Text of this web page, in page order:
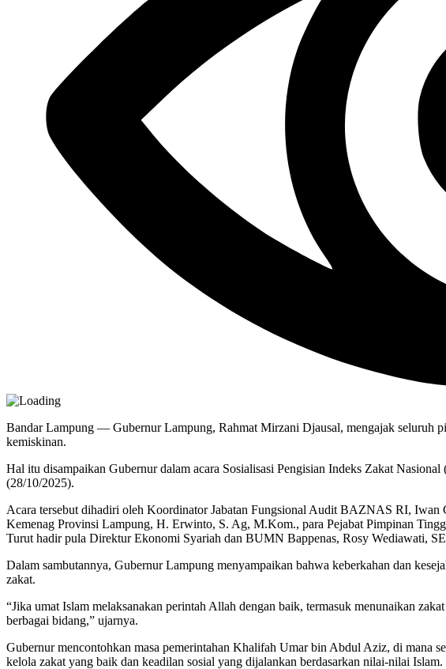
Bandar Lampung — Gubernur Lampung, Rahmat Mirzani Djausal, mengajak seluruh
kemiskinan.
Hal itu disampaikan Gubernur dalam acara Sosialisasi Pengisian Indeks Zakat
(28/10/2025).
Acara tersebut dihadiri oleh Koordinator Jabatan Fungsional Audit BAZNAS RI,
Kemenag Provinsi Lampung, H. Erwinto, S. Ag, M.Kom., para Pejabat Pimpinan
Turut hadir pula Direktur Ekonomi Syariah dan BUMN Bappenas, Rosy Wediawati,
Dalam sambutannya, Gubernur Lampung menyampaikan bahwa keberkahan dan
zakat.
“Jika umat Islam melaksanakan perintah Allah dengan baik, termasuk menunaikan
berbagai bidang,” ujarnya.
Gubernur mencontohkan masa pemerintahan Khalifah Umar bin Abdul Aziz, di mana
kelola zakat yang baik dan keadilan sosial yang dijalankan berdasarkan nilai-nilai Islam.